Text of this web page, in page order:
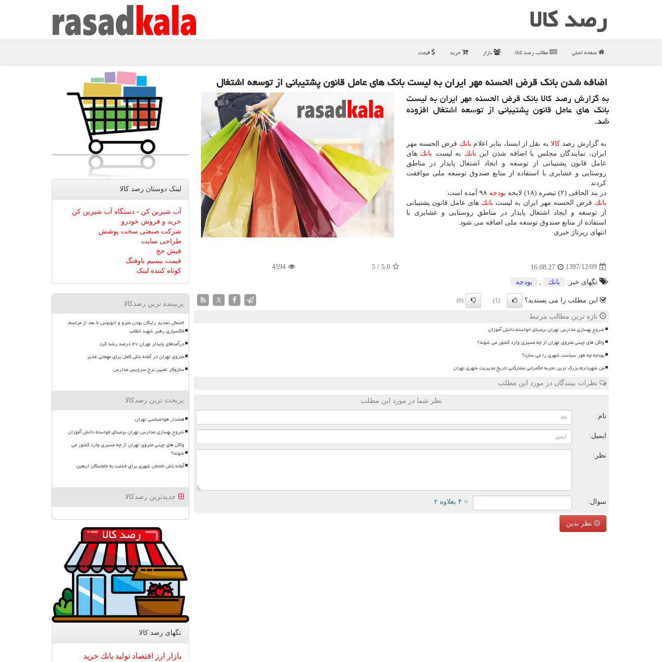
رصد كالا
صفحه اصلی مطالب رصد كالا بازار خرید قیمت
اضافه شدن بانك قرض الحسنه مهر ایران به لیست بانك های عامل قانون پشتیبانی از توسعه اشتغال
به گزارش رصد كالا بانك قرض الحسنه مهر ایران به لیست
بانك های عامل قانون پشتیبانی از توسعه اشتغال افزوده
شد.
به گزارش رصدكالا به نقل از ایسنا، بنابر اعلام بانك قرض الحسنه مهر
ایران، نمایندگان مجلس با اضافه شدن این بانك به لیست بانك های
عامل قانون پشتیبانی از توسعه و ایجاد اشتغال پایدار در مناطق
روستایی و عشایری با استفاده از منابع صندوق توسعه ملی موافقت
كردند.
در بند الحاقی (۲) تبصره (۱۸) لایحه
بودجه
بانك قرض الحسنه مهر ایران به لیست بانك های عامل قانون پشتیبانی
از توسعه و ایجاد اشتغال پایدار در مناطق روستایی و عشایری با
استفاده از منابع صندوق توسعه ملی اضافه می شود.
انتهای رپرتاژ خبری
1397/12/09
16:08:27
5.0
/
5
4594
تگهای خبر: بانك بودجه
این مطلب را می پسندید؟ (1)
(0)
X
تازه ترین مطالب مرتبط
شروع بهسازی مدارس تهران برمبنای خواسته دانش آموزان
واگن های چینی متروی تهران از چه مسیری وارد کشور می شوند؟
بودجه چه طور سیاست شهری را می سازد؟
من شهردارم بزرگ ترین تجربه حکمرانی مشارکتی تاریخ مدیریت شهری تهران
نظرات بینندگان در مورد این مطلب
نظر شما در مورد این مطلب
نام:
ایمیل:
نظر:
سوال: = ۴ بعلاوه ۲
نظر بدین
لینک دوستان رصد كالا
آب شیرین کن - دستگاه آب شیرین کن
خرید و فروش خودرو
شرکت صنعتی سخت پوشش
طراحی سایت
فیش حج
قیمت بیسیم باوفنگ
کوتاه کننده لینک
پربیننده ترین رصدکالا
احتمال تمدید رایگان بودن مترو و اتوبوس تا بعد از مراسم
خاکسپاری رهبر شهید انقلاب
درآمدهای پایدار تهران ۴۷ درصد رشد کرد
متروی تهران در آماده باش کامل برای مهمانی غدیر
سازوکار تعیین نرخ سرویس مدارس
پربحث ترین رصدکالا
هشدار هواشناسی تهران
شروع بهسازی مدارس تهران برمبنای خواسته دانش آموزان
واگن های چینی متروی تهران از چه مسیری وارد کشور می
شوند؟
آماده باش خادمان شهری برای خدمت به جاماندگان اربعین
جدیدترین رصدکالا
تگهای رصد كالا
بازار ارز اقتصاد تولید بانك خرید